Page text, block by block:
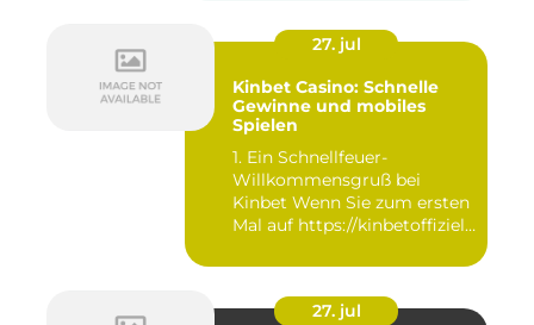
27. jul
Kinbet Casino: Schnelle
Gewinne und mobiles
Spielen
1. Ein Schnellfeuer-
Willkommensgruß bei
Kinbet Wenn Sie zum ersten
Mal auf https://kinbetoffiziell-
27. jul